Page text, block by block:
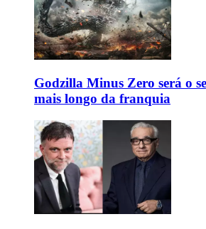
Godzilla Minus Zero será o
mais longo da franquia